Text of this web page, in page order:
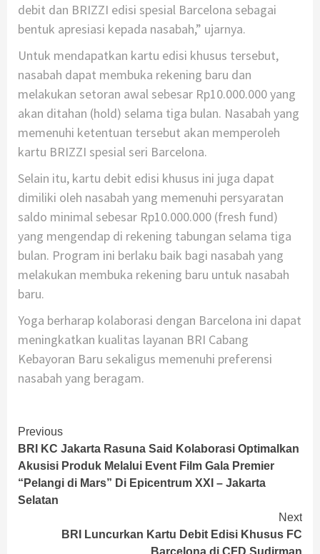
debit dan BRIZZI edisi spesial Barcelona sebagai
bentuk apresiasi kepada nasabah,” ujarnya.
Untuk mendapatkan kartu edisi khusus tersebut,
nasabah dapat membuka rekening baru dan
melakukan setoran awal sebesar Rp10.000.000 yang
akan ditahan (hold) selama tiga bulan. Nasabah yang
memenuhi ketentuan tersebut akan memperoleh
kartu BRIZZI spesial seri Barcelona.
Selain itu, kartu debit edisi khusus ini juga dapat
dimiliki oleh nasabah yang memenuhi persyaratan
saldo minimal sebesar Rp10.000.000 (fresh fund)
yang mengendap di rekening tabungan selama tiga
bulan. Program ini berlaku baik bagi nasabah yang
melakukan membuka rekening baru untuk nasabah
baru.
Yoga berharap kolaborasi dengan Barcelona ini dapat
meningkatkan kualitas layanan BRI Cabang
Kebayoran Baru sekaligus memenuhi preferensi
nasabah yang beragam.
Continue
Reading
Previous
BRI KC Jakarta Rasuna Said Kolaborasi Optimalkan
Akusisi Produk Melalui Event Film Gala Premier
“Pelangi di Mars” Di Epicentrum XXI – Jakarta
Selatan
Next
BRI Luncurkan Kartu Debit Edisi Khusus FC